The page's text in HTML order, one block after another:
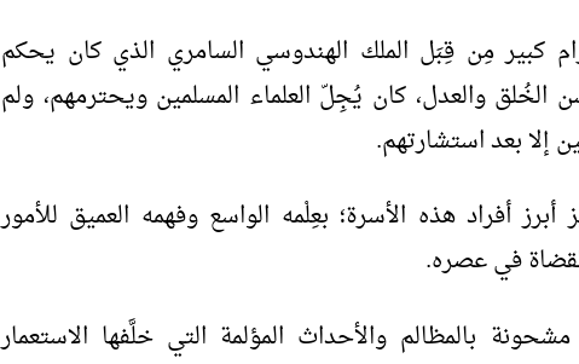
مِن قِبَل الملك الهندوسي السامري الذي كان يحكم
والعدل، كان يُجِلّ العلماء المسلمين ويحترمهم، ولم
إلا بعد استشارتهم.
أفراد هذه الأسرة؛ بعِلْمه الواسع وفهمه العميق للأمور
في عصره.
بالمظالم والأحداث المؤلمة التي خلَّفها الاستعمار